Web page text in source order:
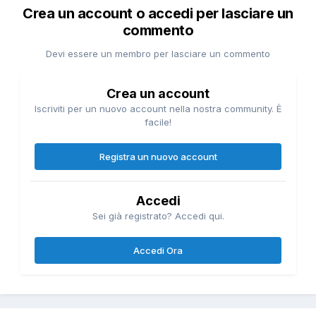
Crea un account o accedi per lasciare un
commento
Devi essere un membro per lasciare un commento
Crea un account
Iscriviti per un nuovo account nella nostra community. È
facile!
Registra un nuovo account
Accedi
Sei già registrato? Accedi qui.
Accedi Ora